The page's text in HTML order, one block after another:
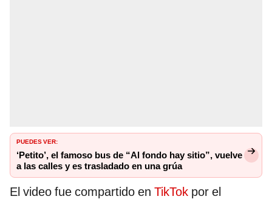
PUEDES VER:
‘Petito’, el famoso bus de “Al fondo hay sitio”, vuelve
a las calles y es trasladado en una grúa
El video fue compartido en TikTok por el